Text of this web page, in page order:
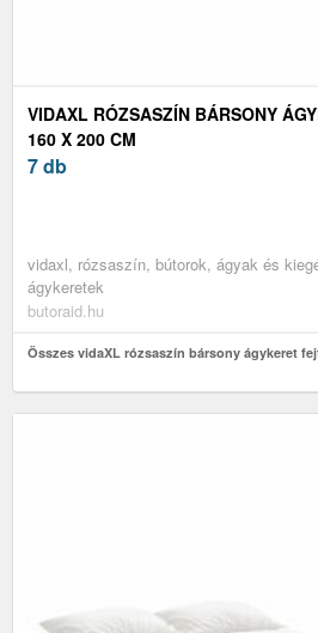
VIDAXL RÓZSASZÍN BÁRSONY
160 X 200 CM
7 db
vidaxl, rózsaszín, bútorok, ágyak és
ágykeretek
butoraid.hu
Összes vidaXL rózsaszín bársony ágykeret